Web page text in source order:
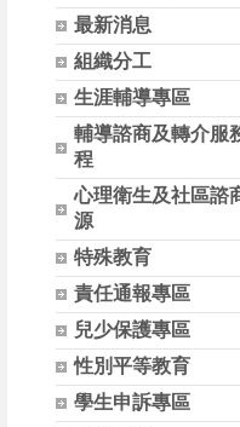
最新消息
組織分工
生涯輔導專區
輔導諮商及轉介服
程
心理衛生及社區諮
源
特殊教育
責任通報專區
兒少保護專區
性別平等教育
學生申訴專區